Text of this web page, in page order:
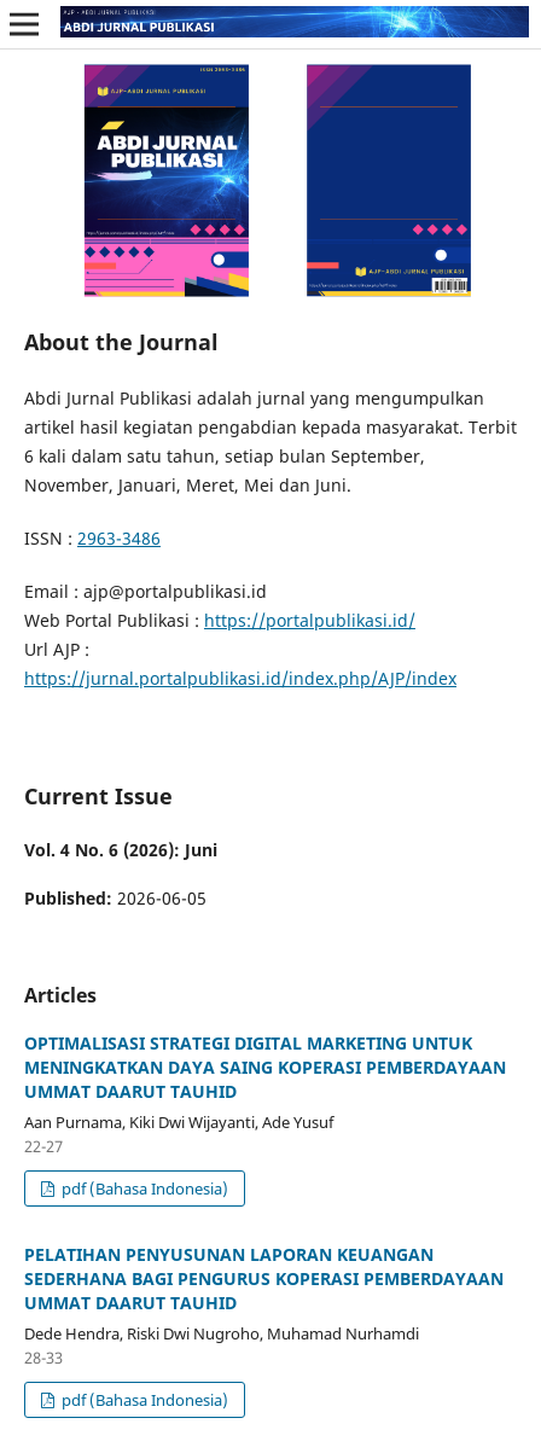
About the Journal
Abdi Jurnal Publikasi adalah jurnal yang mengumpulkan
artikel hasil kegiatan pengabdian kepada masyarakat. Terbit
6 kali dalam satu tahun, setiap bulan September,
November, Januari, Meret, Mei dan Juni.
ISSN : 2963-3486
Email : ajp@portalpublikasi.id
Web Portal Publikasi : https://portalpublikasi.id/
Url AJP :
https://jurnal.portalpublikasi.id/index.php/AJP/index
Current Issue
Vol. 4 No. 6 (2026): Juni
Published: 2026-06-05
Articles
OPTIMALISASI STRATEGI DIGITAL MARKETING UNTUK
MENINGKATKAN DAYA SAING KOPERASI PEMBERDAYAAN
UMMAT DAARUT TAUHID
Aan Purnama, Kiki Dwi Wijayanti, Ade Yusuf
22-27
pdf (Bahasa Indonesia)
PELATIHAN PENYUSUNAN LAPORAN KEUANGAN
SEDERHANA BAGI PENGURUS KOPERASI PEMBERDAYAAN
UMMAT DAARUT TAUHID
Dede Hendra, Riski Dwi Nugroho, Muhamad Nurhamdi
28-33
pdf (Bahasa Indonesia)